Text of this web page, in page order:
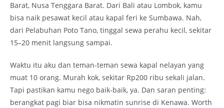
Barat, Nusa Tenggara Barat. Dari Bali atau Lombok, kamu
bisa naik pesawat kecil atau kapal feri ke Sumbawa. Nah,
dari Pelabuhan Poto Tano, tinggal sewa perahu kecil, sekitar
15–20 menit langsung sampai.
Waktu itu aku dan teman-teman sewa kapal nelayan yang
muat 10 orang. Murah kok, sekitar Rp200 ribu sekali jalan.
Tapi pastikan kamu nego baik-baik, ya. Dan saran penting:
berangkat pagi biar bisa nikmatin sunrise di Kenawa. Worth